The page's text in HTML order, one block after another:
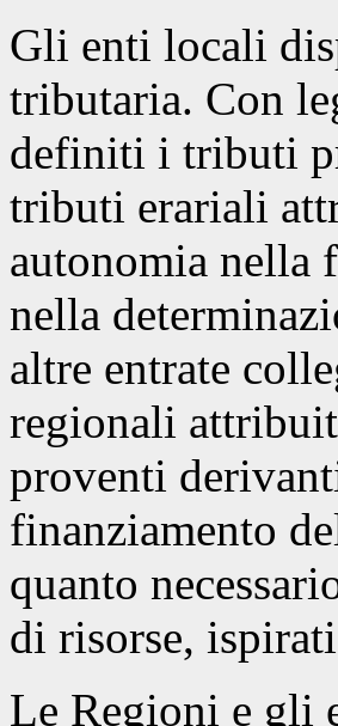
Gli enti locali
tributaria. Con
definiti i tributi
tributi erariali
autonomia nella
nella
altre entrate
regionali
proventi
finanziamento
quanto
di risorse,
Le Regioni e gli